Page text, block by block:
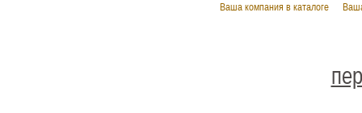
Ваша компания в каталоге